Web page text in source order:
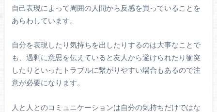
自己表現によって周囲の人間から反感を買っていることを
あらわしています。
自分を表現したり気持ちを出したりするのは大事なことで
も、過剰に意思を伝えていると友人から避けられたり衝突
したりといったトラブルに繋がりやすい場合もあるので注
意が必要になります。
人と人とのコミュニケーションは自分の気持ちだけではな